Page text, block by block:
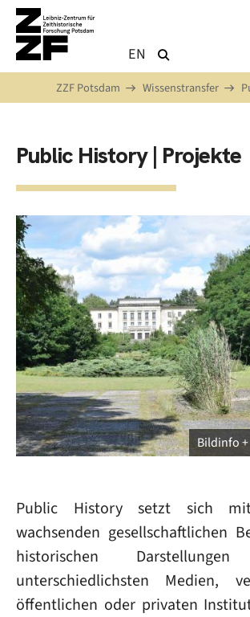
Direkt zum Inhalt
EN
ZZF Potsdam Wissenstransfer
Public History | Projekte
Bildinfo
Public History setzt sich
wachsenden gesellschaftlichen
historischen
unterschiedlichsten Medien,
öffentlichen oder privaten